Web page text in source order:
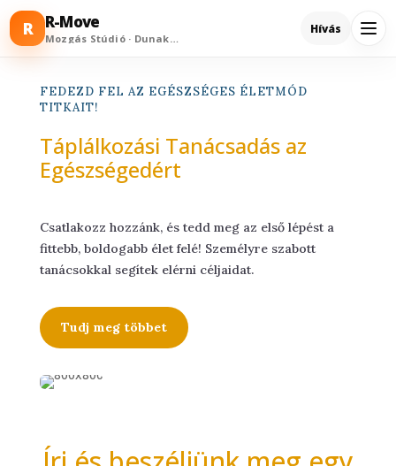
R R-Move
Mozgás Stúdió · Dunakeszi
Hívás
FEDEZD FEL AZ EGÉSZSÉGES ÉLETMÓD
TITKAIT!
Táplálkozási Tanácsadás az
Egészségedért
Csatlakozz hozzánk, és tedd meg az első lépést a
fittebb, boldogabb élet felé! Személyre szabott
tanácsokkal segítek elérni céljaidat.
Tudj meg többet